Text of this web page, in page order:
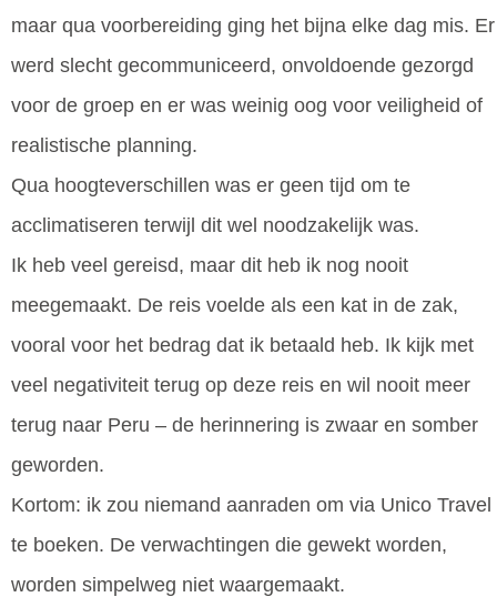
maar qua voorbereiding ging het bijna elke dag mis. Er
werd slecht gecommuniceerd, onvoldoende gezorgd
voor de groep en er was weinig oog voor veiligheid of
realistische planning.
Qua hoogteverschillen was er geen tijd om te
acclimatiseren terwijl dit wel noodzakelijk was.
Ik heb veel gereisd, maar dit heb ik nog nooit
meegemaakt. De reis voelde als een kat in de zak,
vooral voor het bedrag dat ik betaald heb. Ik kijk met
veel negativiteit terug op deze reis en wil nooit meer
terug naar Peru – de herinnering is zwaar en somber
geworden.
Kortom: ik zou niemand aanraden om via Unico Travel
te boeken. De verwachtingen die gewekt worden,
worden simpelweg niet waargemaakt.